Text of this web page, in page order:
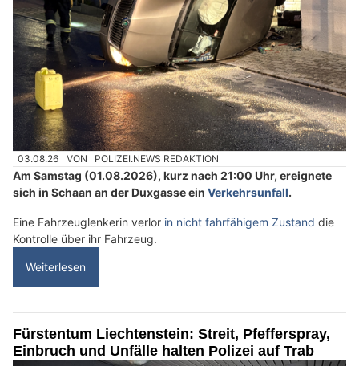
03.08.26 VON POLIZEI.NEWS REDAKTION
Am Samstag (01.08.2026), kurz nach 21:00 Uhr, ereignete
sich in Schaan an der Duxgasse ein Verkehrsunfall.
Eine Fahrzeuglenkerin verlor in nicht fahrfähigem Zustand die
Kontrolle über ihr Fahrzeug.
Weiterlesen
Fürstentum Liechtenstein: Streit, Pfefferspray,
Einbruch und Unfälle halten Polizei auf Trab